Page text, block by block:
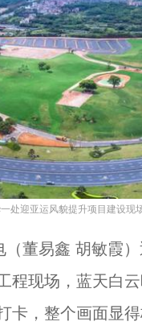
处迎亚运风貌提升项目建设现
易鑫 胡敏霞）
程现场，蓝天白
，整个画面显得